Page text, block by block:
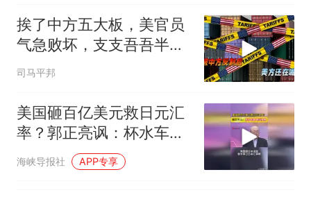
挨了中方五大板，美官员
气急败坏，支支吾吾半
天，只憋出两个字
司马平邦
美国砸百亿美元救日元汇
率？郭正亮讽：杯水车薪
难以挽救
海峡导报社 APP专享